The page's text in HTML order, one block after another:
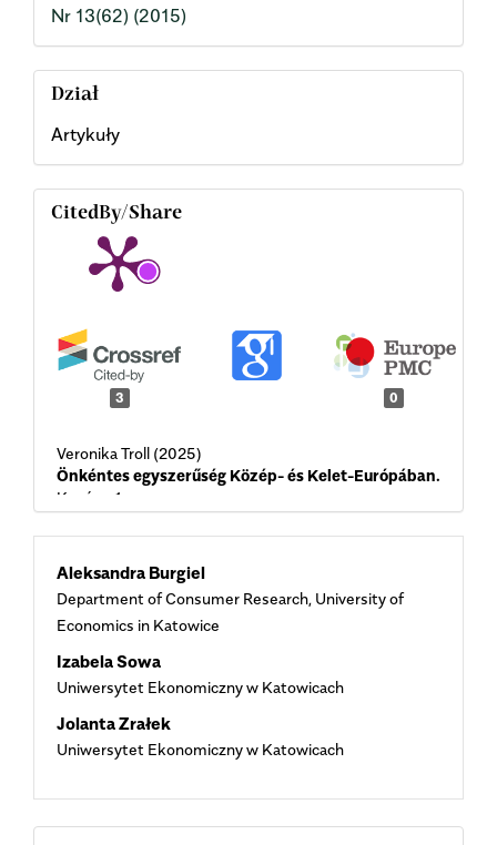
Nr 13(62) (2015)
Dział
Artykuły
CitedBy/Share
3 0
Veronika Troll (2025)
Önkéntes egyszerűség Közép- és Kelet-Európában.
Kovász, 1.
Ecological habitus intergenerationally reproduced:
The children of Czech ‘voluntary simplifiers’ and
their lifestyle.Journal of Consumer Culture,
Lukáš Kala, Lucie Galčanová, Vojtěch Pelikán (2017)
the Czech Post-Socialist Context.
Review,53(6),833.
Main
Article
Content
Aleksandra Burgiel
Department of Consumer Research, University of
Economics in Katowice
Izabela Sowa
Uniwersytet Ekonomiczny w Katowicach
Jolanta Zrałek
Uniwersytet Ekonomiczny w Katowicach